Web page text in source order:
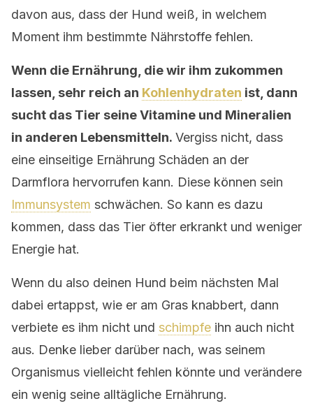
davon aus, dass der Hund weiß, in welchem
Moment ihm bestimmte Nährstoffe fehlen.
Wenn die Ernährung, die wir ihm zukommen
lassen, sehr reich an Kohlenhydraten ist, dann
sucht das Tier seine Vitamine und Mineralien
in anderen Lebensmitteln. Vergiss nicht, dass
eine einseitige Ernährung Schäden an der
Darmflora hervorrufen kann. Diese können sein
Immunsystem schwächen. So kann es dazu
kommen, dass das Tier öfter erkrankt und weniger
Energie hat.
Wenn du also deinen Hund beim nächsten Mal
dabei ertappst, wie er am Gras knabbert, dann
verbiete es ihm nicht und schimpfe ihn auch nicht
aus. Denke lieber darüber nach, was seinem
Organismus vielleicht fehlen könnte und verändere
ein wenig seine alltägliche Ernährung.